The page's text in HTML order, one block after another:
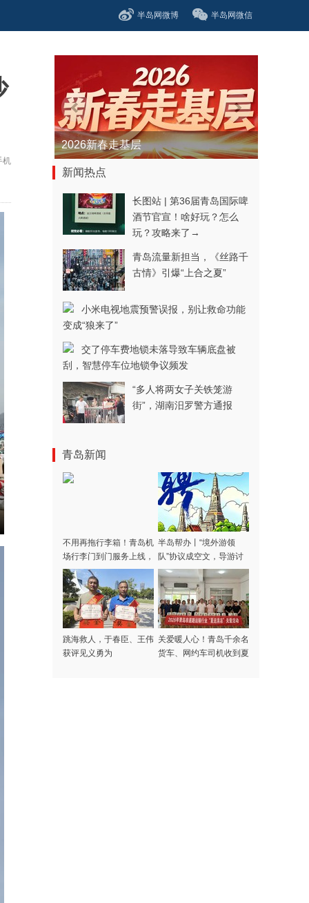
半岛网微博 半岛网微信
机
青春逐梦正当时——聚焦2026年中...
新闻热点
长图站 | 第36届青岛国际啤
酒节官宣！啥好玩？怎么
玩？攻略来了→
青岛流量新担当，《丝路千
古情》引爆“上合之夏”
小米电视地震预警误报，别让救命功能
变成“狼来了”
交了停车费地锁未落导致车辆底盘被
刮，智慧停车位地锁争议频发
“多人将两女子关铁笼游
街”，湖南汨罗警方通报
青岛新闻
不用再拖行李箱！青岛机
场行李门到门服务上线，
涵盖31家航司，青岛潍
坊多区市可用
半岛帮办丨“境外游领
队”协议成空文，导游讨
费多日不成！记者采访当
天，款项连夜退回
跳海救人，于春臣、王伟
获评见义勇为
关爱暖人心！青岛千余名
货车、网约车司机收到夏